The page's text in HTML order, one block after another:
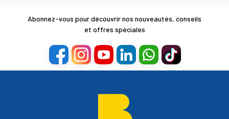
Abonnez-vous pour découvrir nos nouveautés, conseils
et offres spéciales